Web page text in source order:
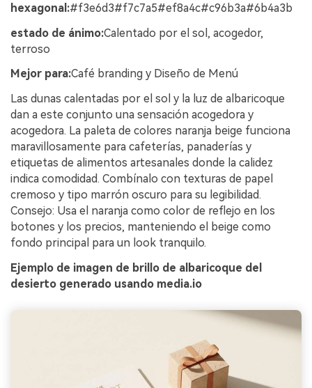
hexagonal:#f3e6d3#f7c7a5#ef8a4c#c96b3a#6b4a3b
estado de ánimo:Calentado por el sol, acogedor,
terroso
Mejor para:Café branding y Diseño de Menú
Las dunas calentadas por el sol y la luz de albaricoque
dan a este conjunto una sensación acogedora y
acogedora. La paleta de colores naranja beige funciona
maravillosamente para cafeterías, panaderías y
etiquetas de alimentos artesanales donde la calidez
indica comodidad. Combínalo con texturas de papel
cremoso y tipo marrón oscuro para su legibilidad.
Consejo: Usa el naranja como color de reflejo en los
botones y los precios, manteniendo el beige como
fondo principal para un look tranquilo.
Ejemplo de imagen de brillo de albaricoque del
desierto generado usando media.io